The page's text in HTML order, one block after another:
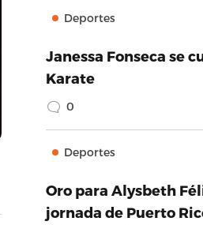
Deportes
Janessa Fonseca se
Karate
0
Deportes
Oro para Alysbeth
jornada de Puerto